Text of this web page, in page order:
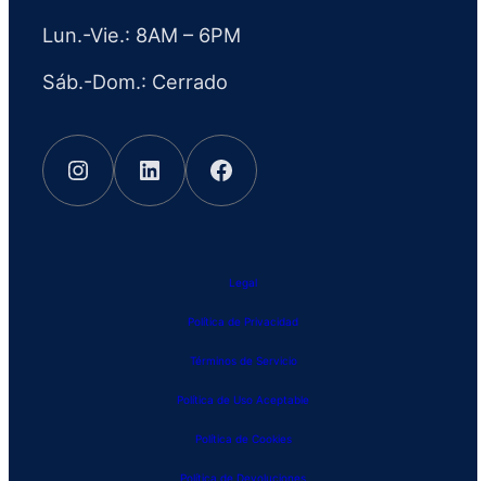
Lun.-Vie.: 8AM – 6PM
Sáb.-Dom.: Cerrado
Instagram LinkedIn Facebook
Legal
Política de Privacidad
Términos de Servicio
Política de Uso Aceptable
Política de Cookies
Política de Devoluciones